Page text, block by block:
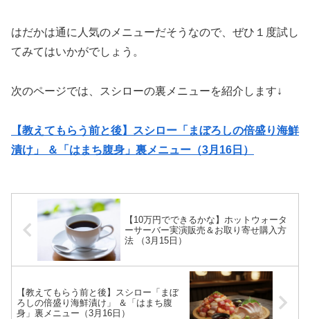
はだかは通に人気のメニューだそうなので、ぜひ１度試し
てみてはいかがでしょう。
次のページでは、スシローの裏メニューを紹介します↓
【教えてもらう前と後】スシロー「まぼろしの倍盛り海鮮
漬け」 ＆「はまち腹身」裏メニュー（3月16日）
【10万円でできるかな】ホットウォータ
ーサーバー実演販売＆お取り寄せ購入方
法 （3月15日）
【教えてもらう前と後】スシロー「まぼ
ろしの倍盛り海鮮漬け」 ＆「はまち腹
身」裏メニュー（3月16日）